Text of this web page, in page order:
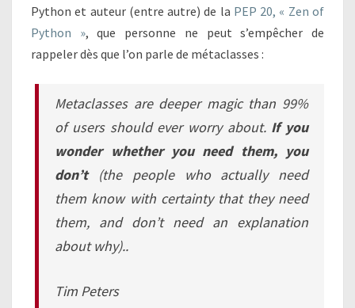
Python et auteur (entre autre) de la PEP 20, « Zen of
Python », que personne ne peut s’empêcher de
rappeler dès que l’on parle de métaclasses :
Metaclasses are deeper magic than 99%
of users should ever worry about. If you
wonder whether you need them, you
don’t(the people who actually need
them know with certainty that they need
them, and don’t need an explanation
about why)..
Tim Peters